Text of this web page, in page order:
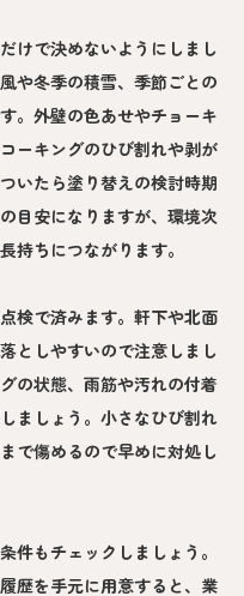
けで決めないようにしまし
や冬季の積雪、季節ごとの
。外壁の色あせやチョーキ
ーキングのひび割れや剥が
いたら塗り替えの検討時期
目安になりますが、環境次
持ちにつながります。
検で済みます。軒下や北面
としやすいので注意しまし
の状態、雨筋や汚れの付着
ましょう。小さなひび割れ
で傷めるので早めに対処し
件もチェックしましょう。
歴を手元に用意すると、業